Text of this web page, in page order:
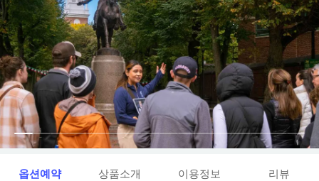
옵션예약 상품소개 이용정보 리뷰